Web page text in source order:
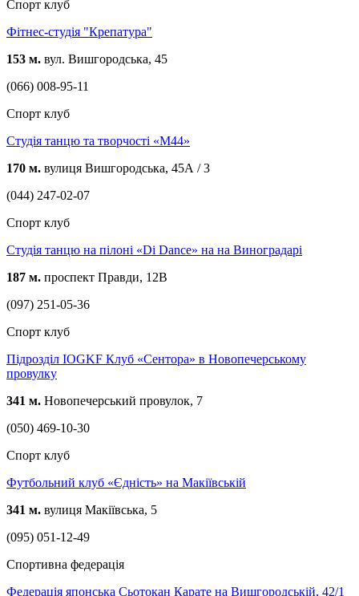
Спорт клуб
Фітнес-студія "Крепатура"
153 м. вул. Вишгородська, 45
(066) 008-95-11
Спорт клуб
Студія танцю та творчості «М44»
170 м. вулиця Вишгородська, 45А / 3
(044) 247-02-07
Спорт клуб
Студія танцю на пілоні «Di Dance» на на Виноградарі
187 м. проспект Правди, 12В
(097) 251-05-36
Спорт клуб
Підрозділ IOGKF Клуб «Сентора» в Новопечерському
провулку
341 м. Новопечерський провулок, 7
(050) 469-10-30
Спорт клуб
Футбольний клуб «Єдність» на Макіївській
341 м. вулиця Макіївська, 5
(095) 051-12-49
Спортивна федерація
Федерація японська Сьотокан Карате на Вишгородській, 42/1